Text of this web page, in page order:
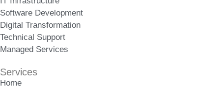
Software Development
Digital Transformation
Technical Support
Managed Services
Services
Home